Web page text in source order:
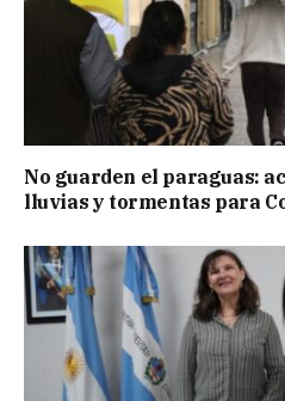
No guarden el paraguas:
lluvias y tormentas para